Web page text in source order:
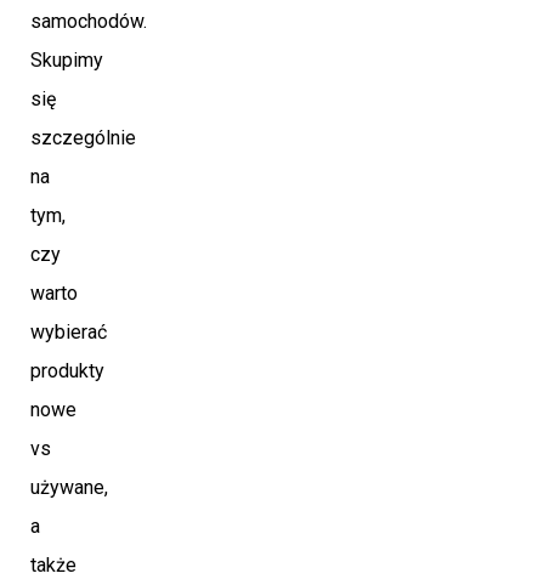
samochodów.
Skupimy
się
szczególnie
na
tym,
czy
warto
wybierać
produkty
nowe
vs
używane,
a
także